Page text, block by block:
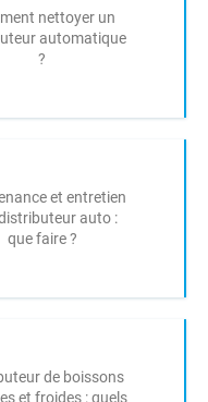
nettoyer un
automatique
?
et entretien
auto :
que faire ?
de boissons
et froides : quels